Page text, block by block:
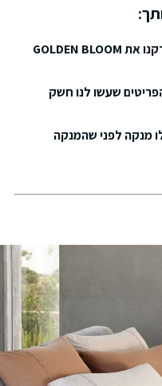
ההשקה הכי רומנטית של הקיץ: בדקנו את GOLDEN BLOOM
שעשו לנו חשק
לפני שהמנקה